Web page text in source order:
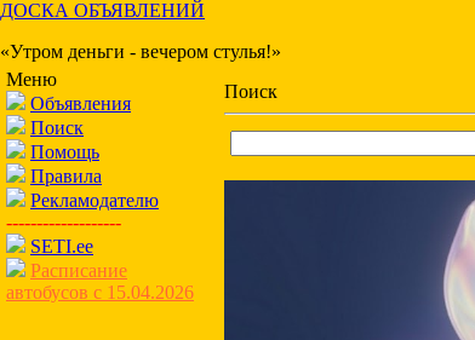
ДОСКА ОБЪЯВЛЕНИЙ
«Утром деньги - вечером стулья!»
Меню
Объявления
Поиск
Помощь
Правила
Рекламодателю
-------------------
SETI.ee
Расписание
автобусов с 15.04.2026
Поиск